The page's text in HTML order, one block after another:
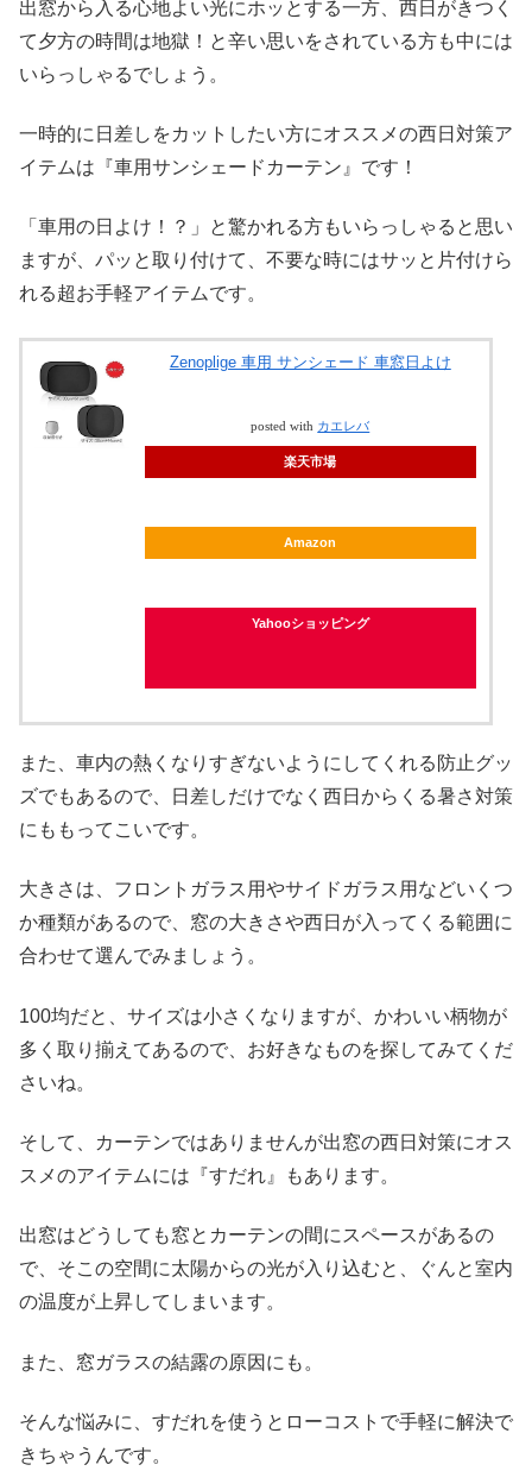
出窓から入る心地よい光にホッとする一方、西日がきつく
て夕方の時間は地獄！と辛い思いをされている方も中には
いらっしゃるでしょう。
一時的に日差しをカットしたい方にオススメの西日対策ア
イテムは『車用サンシェードカーテン』です！
「車用の日よけ！？」と驚かれる方もいらっしゃると思い
ますが、パッと取り付けて、不要な時にはサッと片付けら
れる超お手軽アイテムです。
Zenoplige 車用 サンシェード 車窓日よけ
posted with カエレバ
楽天市場
Amazon
Yahooショッピング
また、車内の熱くなりすぎないようにしてくれる防止グッ
ズでもあるので、日差しだけでなく西日からくる暑さ対策
にももってこいです。
大きさは、フロントガラス用やサイドガラス用などいくつ
か種類があるので、窓の大きさや西日が入ってくる範囲に
合わせて選んでみましょう。
100均だと、サイズは小さくなりますが、かわいい柄物が
多く取り揃えてあるので、お好きなものを探してみてくだ
さいね。
そして、カーテンではありませんが出窓の西日対策にオス
スメのアイテムには『すだれ』もあります。
出窓はどうしても窓とカーテンの間にスペースがあるの
で、そこの空間に太陽からの光が入り込むと、ぐんと室内
の温度が上昇してしまいます。
また、窓ガラスの結露の原因にも。
そんな悩みに、すだれを使うとローコストで手軽に解決で
きちゃうんです。